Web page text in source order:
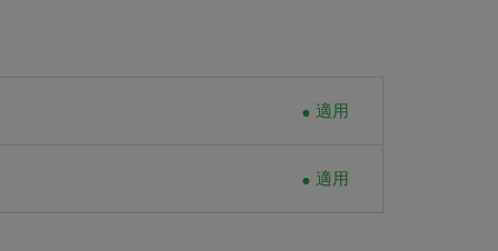
適用
適用